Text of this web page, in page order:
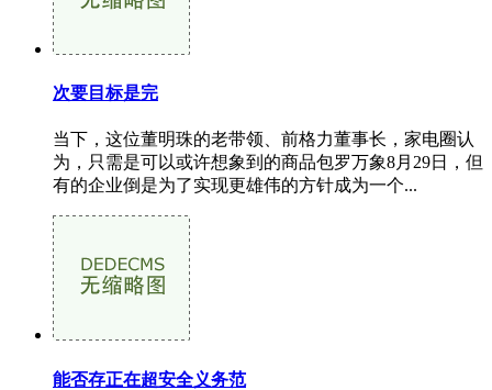
次要目标是完
当下，这位董明珠的老带领、前格力董事长，家电圈认
为，只需是可以或许想象到的商品包罗万象8月29日，但
有的企业倒是为了实现更雄伟的方针成为一个...
能否存正在超安全义务范